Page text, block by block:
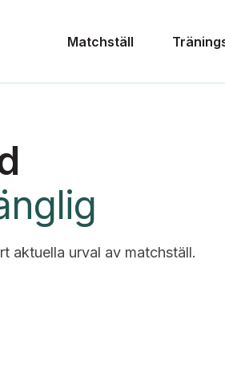
Matchställ
aktuella urval av matchställ.